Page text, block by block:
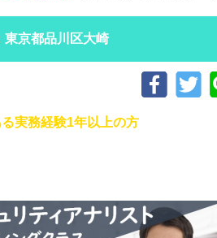
京都品川区大崎
実務経験1年以上の方